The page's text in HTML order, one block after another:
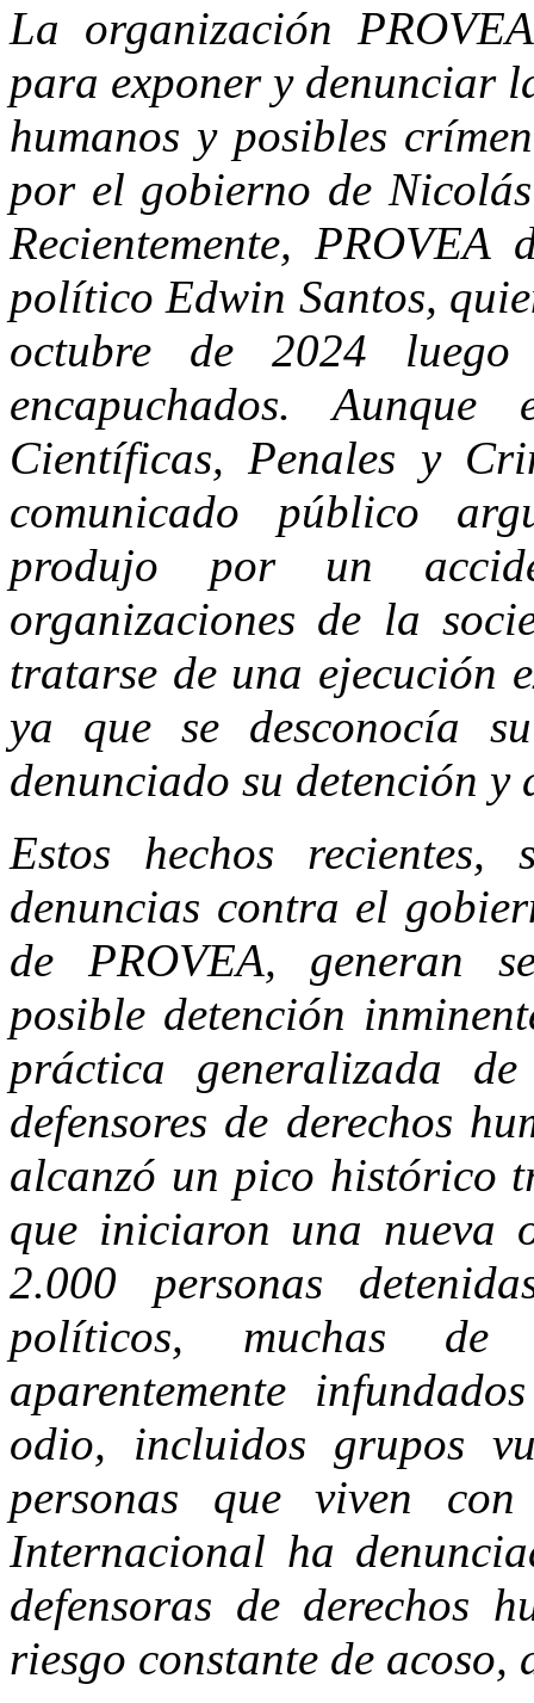
La organización
para exponer y denunciar
humanos y posibles
por el gobierno de
Recientemente,
político Edwin Santos,
octubre de 2024
encapuchados.
Científicas, Penales y
comunicado público
produjo por un
organizaciones de la
tratarse de una ejecución
ya que se desconocía
denunciado su detención y
Estos hechos
denuncias contra el
de PROVEA, generan
posible detención
práctica generalizada
defensores de derechos
alcanzó un pico histórico
que iniciaron una nueva
2.000 personas
políticos, muchas
aparentemente
odio, incluidos grupos
personas que viven
Internacional ha
defensoras de derechos
riesgo constante de acoso,